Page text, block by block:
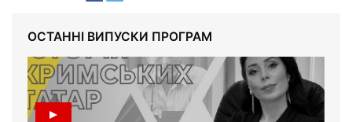
ОСТАННІ ВИПУСКИ ПРОГРАМ